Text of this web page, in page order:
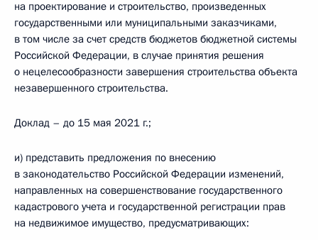
на проектирование и строительство, произведенных
государственными или муниципальными заказчиками,
в том числе за счет средств бюджетов бюджетной системы
Российской Федерации, в случае принятия решения
о нецелесообразности завершения строительства объекта
незавершенного строительства.
Доклад – до 15 мая 2021 г.;
и) представить предложения по внесению
в законодательство Российской Федерации изменений,
направленных на совершенствование государственного
кадастрового учета и государственной регистрации прав
на недвижимое имущество, предусматривающих: